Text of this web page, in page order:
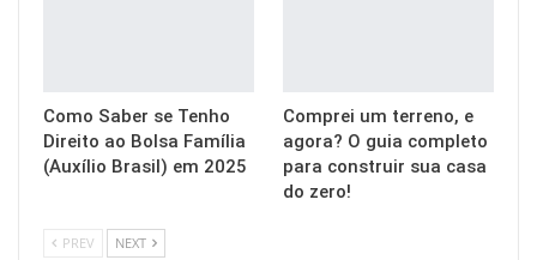
Como Saber se Tenho
Direito ao Bolsa Família
(Auxílio Brasil) em 2025
Comprei um terreno, e
agora? O guia completo
para construir sua casa
do zero!
PREV NEXT